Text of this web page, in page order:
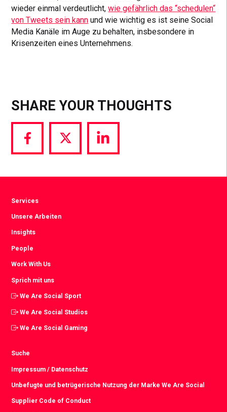
wieder einmal verdeutlicht,wie gefährlich das “schedulen“
von Tweets sein kann und wie wichtig es ist seine Social
Media Kanäle im Auge zu behalten, insbesondere in
Krisenzeiten eines Unternehmens.
SHARE YOUR THOUGHTS
Share
via
Share
via
Share
via
Services
Unsere Arbeiten
Insights
People
Work With Us
Sprich mit uns
We Are Social Sport
We Are Social Studios
We Are Social Gaming
Suche
Impressum / Datenschutz
Unbefugte und betrügerische Nutzung der Marke We Are Social
Supplier Code of Conduct